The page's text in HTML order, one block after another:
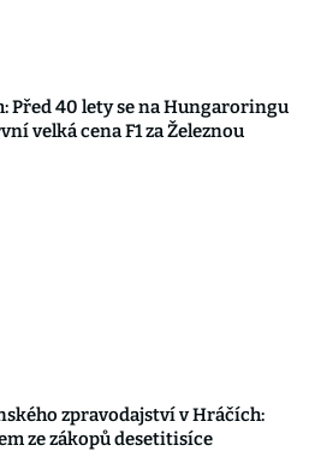
Před 40 lety se na Hungaroringu
velká cena F1 za Železnou
zpravodajství v Hráčích:
ze zákopů desetitisíce